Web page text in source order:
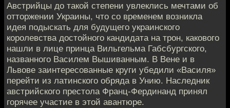
Австрийцы до такой степени увлеклись мечтами об
отторжении Украины, что со временем возникла
идея подыскать для будущего украинского
королевства достойного кандидата на трон, какового
нашли в лице принца Вильгельма Габсбургского,
названного Василем Вышиванным. В Вене и в
Львове заинтересованные круги убедили «Василя»
перейти из латинского обряда в Унию. Наследник
австрийского престола Франц-Фердинанд принял
горячее участие в этой авантюре.